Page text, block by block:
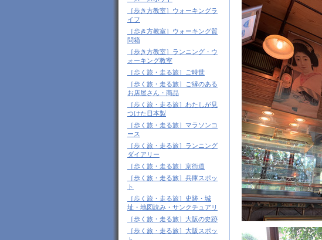
［歩き方教室］ウォーキングラ
イフ
［歩き方教室］ウォーキング質
問箱
［歩き方教室］ランニング・ウ
ォーキング教室
［歩く旅・走る旅］ご時世
［歩く旅・走る旅］ご縁のある
お店屋さん・商品
［歩く旅・走る旅］わたしが見
つけた日本製
［歩く旅・走る旅］マラソンコ
ース
［歩く旅・走る旅］ランニング
ダイアリー
［歩く旅・走る旅］京街道
［歩く旅・走る旅］兵庫スポッ
ト
［歩く旅・走る旅］史跡・城
址・地図読み・サンクチュアリ
［歩く旅・走る旅］大阪の史跡
［歩く旅・走る旅］大阪スポッ